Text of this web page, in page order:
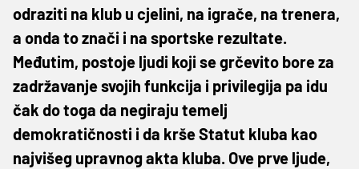
odraziti na klub u cjelini, na igrače, na trenera,
a onda to znači i na sportske rezultate.
Međutim, postoje ljudi koji se grčevito bore za
zadržavanje svojih funkcija i privilegija pa idu
čak do toga da negiraju temelj
demokratičnosti i da krše Statut kluba kao
najvišeg upravnog akta kluba. Ove prve ljude,